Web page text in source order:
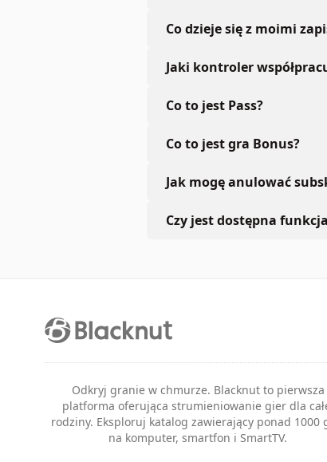
Co dzieje się z moimi
Jaki kontroler
Co to jest Pass?
Co to jest gra Bonus?
Jak mogę anulować
Czy jest dostępna
Odkryj granie w chmurze. Blacknut to pierwsza
platforma oferująca strumieniowanie gier dla
rodziny. Eksploruj katalog zawierający ponad 1000
na komputer, smartfon i SmartTV.